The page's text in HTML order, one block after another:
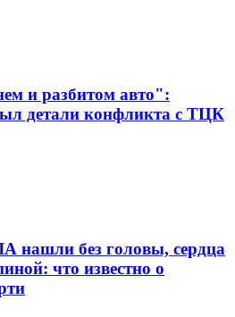
и разбитом авто":
детали конфликта с ТЦК
нашли без головы, сердца
что известно о